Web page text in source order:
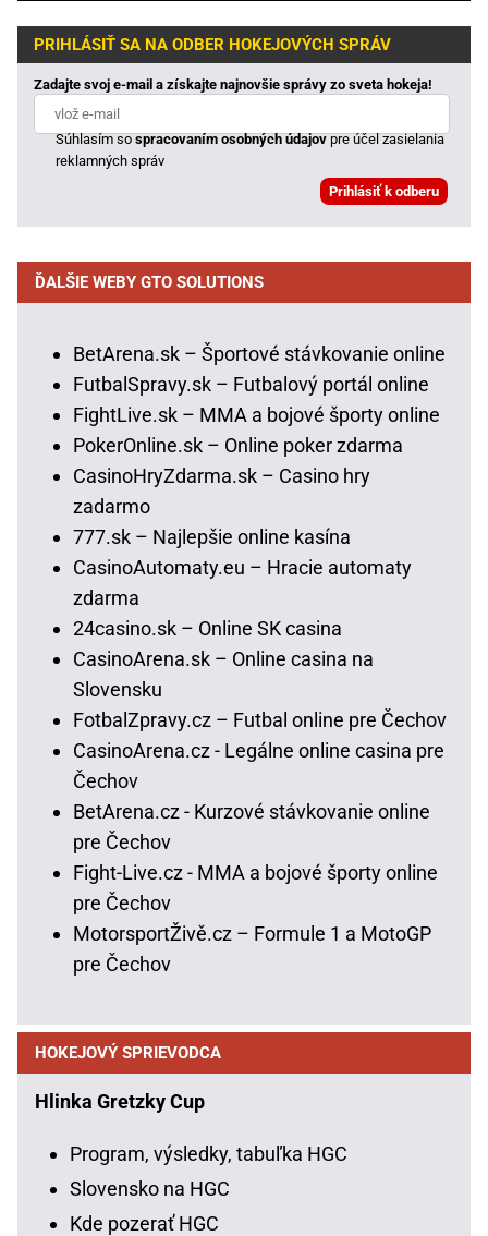
PRIHLÁSIŤ SA NA ODBER HOKEJOVÝCH SPRÁV
Zadajte svoj e-mail a získajte najnovšie správy zo sveta hokeja!
Súhlasím sospracovaním osobných údajovpre účel zasielania
reklamných správ
ĎALŠIE WEBY GTO SOLUTIONS
BetArena.sk – Športové stávkovanie online
FutbalSpravy.sk – Futbalový portál online
FightLive.sk – MMA a bojové športy online
PokerOnline.sk – Online poker zdarma
CasinoHryZdarma.sk – Casino hry
zadarmo
777.sk – Najlepšie online kasína
CasinoAutomaty.eu – Hracie automaty
zdarma
24casino.sk – Online SK casina
CasinoArena.sk – Online casina na
Slovensku
FotbalZpravy.cz – Futbal online pre Čechov
CasinoArena.cz - Legálne online casina pre
Čechov
BetArena.cz - Kurzové stávkovanie online
pre Čechov
Fight-Live.cz - MMA a bojové športy online
pre Čechov
MotorsportŽivě.cz – Formule 1 a MotoGP
pre Čechov
HOKEJOVÝ SPRIEVODCA
Hlinka Gretzky Cup
Program, výsledky, tabuľka HGC
Slovensko na HGC
Kde pozerať HGC